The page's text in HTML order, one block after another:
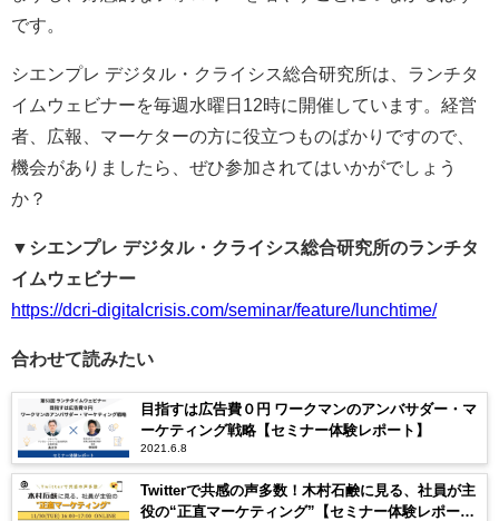
です。
シエンプレ デジタル・クライシス総合研究所は、ランチタ
イムウェビナーを毎週水曜日12時に開催しています。経営
者、広報、マーケターの方に役立つものばかりですので、
機会がありましたら、ぜひ参加されてはいかがでしょう
か？
▼シエンプレ デジタル・クライシス総合研究所のランチタ
イムウェビナー
https://dcri-digitalcrisis.com/seminar/feature/lunchtime/
合わせて読みたい
目指すは広告費０円 ワークマンのアンバサダー・マ
ーケティング戦略【セミナー体験レポート】
2021.6.8
Twitterで共感の声多数！木村石鹸に見る、社員が主
役の“正直マーケティング”【セミナー体験レポー